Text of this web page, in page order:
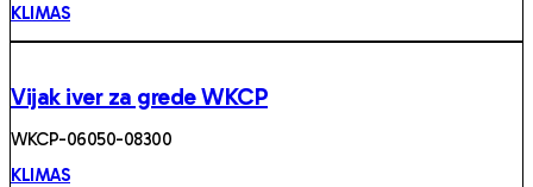
KLIMAS
Vijak iver za grede WKCP
WKCP-06050-08300
KLIMAS